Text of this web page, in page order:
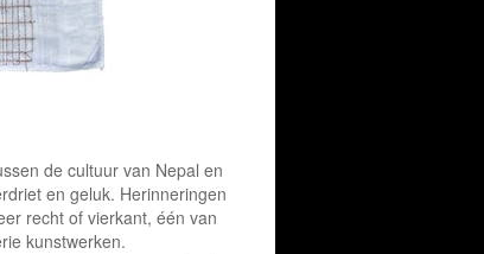
de cultuur van Nepal en
en geluk. Herinneringen
recht of vierkant, één van
kunstwerken.